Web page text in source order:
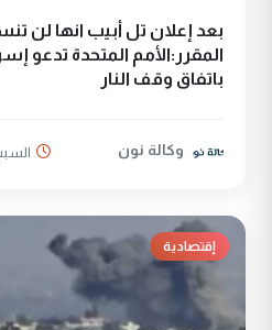
بعد إعلان تل أبيب انها لن
المقرر:الأمم المتحدة تدعو
باتفاق وقف النار
وكالة نون السبت 25 كانون
إقتصادية